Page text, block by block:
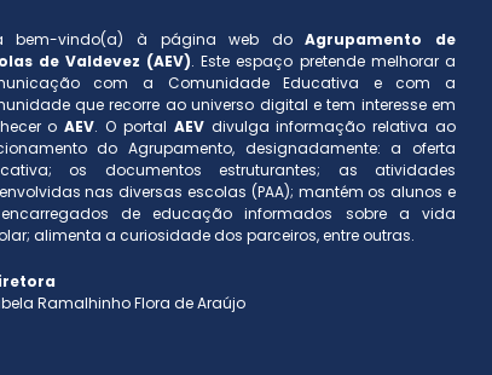
bem-vindo(a) à página web doAgrupamento de
de Valdevez (AEV). Este espaço pretende melhorar a
com a Comunidade Educativa e com a
que recorre ao universo digital e tem interesse em
oAEV. O portal AEVdivulga informação relativa ao
do Agrupamento, designadamente: a oferta
os documentos estruturantes; as atividades
nas diversas escolas (PAA); mantém os alunos e
de educação informados sobre a vida
alimenta a curiosidade dos parceiros, entre outras.
Ramalhinho Flora de Araújo